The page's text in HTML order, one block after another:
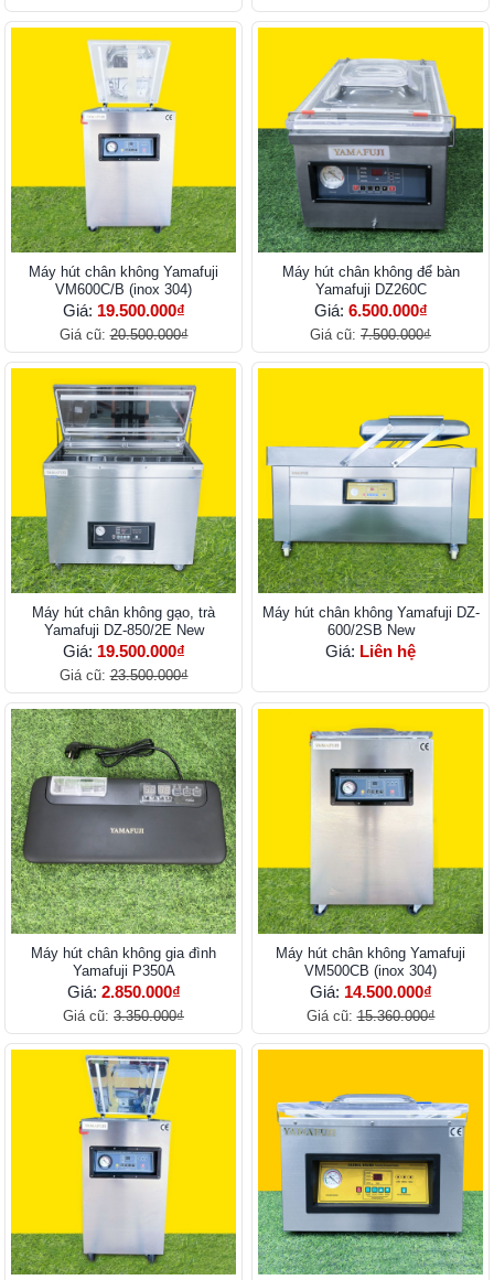
Máy hút chân không Yamafuji
VM600C/B (inox 304)
Giá: 19.500.000₫
Giá cũ:20.500.000₫
Máy hút chân không để bàn
Yamafuji DZ260C
Giá: 6.500.000₫
Giá cũ: 7.500.000₫
Máy hút chân không gạo, trà
Yamafuji DZ-850/2E New
Giá: 19.500.000₫
Giá cũ:23.500.000₫
Máy hút chân không Yamafuji DZ-
600/2SB New
Giá: Liên hệ
Máy hút chân không gia đình
Yamafuji P350A
Giá: 2.850.000₫
Giá cũ: 3.350.000₫
Máy hút chân không Yamafuji
VM500CB (inox 304)
Giá: 14.500.000₫
Giá cũ:15.360.000₫